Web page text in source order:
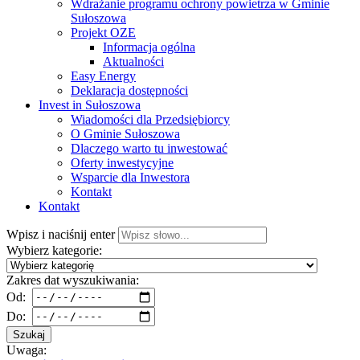
Wdrażanie programu ochrony powietrza w Gminie
Sułoszowa
Projekt OZE
Informacja ogólna
Aktualności
Easy Energy
Deklaracja dostępności
Invest in Sułoszowa
Wiadomości dla Przedsiębiorcy
O Gminie Sułoszowa
Dlaczego warto tu inwestować
Oferty inwestycyjne
Wsparcie dla Inwestora
Kontakt
Kontakt
Wpisz i naciśnij enter
Wybierz kategorie:
Zakres dat wyszukiwania:
Od:
Do:
Szukaj
Uwaga: